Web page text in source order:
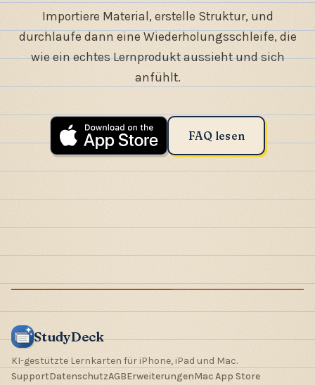
Importiere Material, erstelle Struktur, und
durchlaufe dann eine Wiederholungsschleife, die
wie ein echtes Lernprodukt aussieht und sich
anfühlt.
FAQ lesen
StudyDeck
KI-gestützte Lernkarten für iPhone, iPad und Mac.
SupportDatenschutzAGBErweiterungenMac App Store